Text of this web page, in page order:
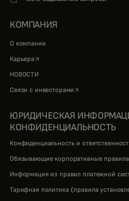
КОМПАНИЯ
О компании
Карьера opens in a new tab
НОВОСТИ
Связи с инвесторами opens in a new
ЮРИДИЧЕСКАЯ
КОНФИДЕНЦИАЛЬНОСТЬ
Конфиденциальность и
Обязывающие корпоративные
Информация из правил платежной
Тарифная политика (правила